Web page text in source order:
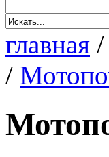
главная /
/